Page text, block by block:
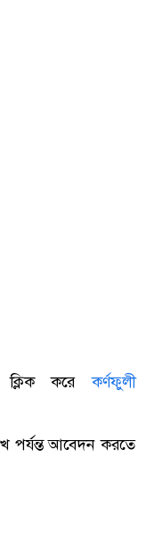
ক্লিক করেকর্ণফুলী
পর্যন্ত আবেদন করতে